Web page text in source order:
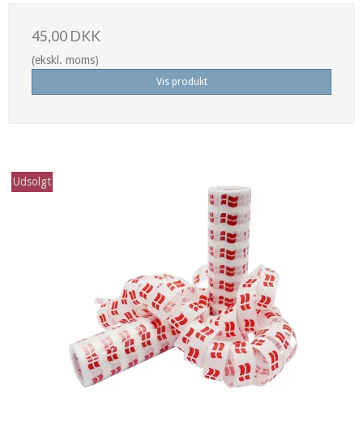
45,00 DKK
(ekskl. moms)
Vis produkt
Udsolgt